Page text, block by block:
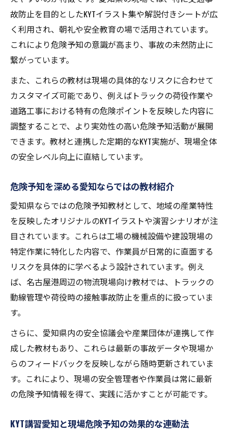
故防止を目的としたKYTイラスト集や解説付きシートが広
く利用され、朝礼や安全教育の場で活用されています。
これにより危険予知の意識が高まり、事故の未然防止に
繋がっています。
また、これらの教材は現場の具体的なリスクに合わせて
カスタマイズ可能であり、例えばトラックの荷役作業や
道路工事における特有の危険ポイントを反映した内容に
調整することで、より実効性の高い危険予知活動が展開
できます。教材と連携した定期的なKYT実施が、現場全体
の安全レベル向上に直結しています。
危険予知を深める愛知ならではの教材紹介
愛知県ならではの危険予知教材として、地域の産業特性
を反映したオリジナルのKYTイラストや演習シナリオが注
目されています。これらは工場の機械設備や建設現場の
特定作業に特化した内容で、作業員が日常的に直面する
リスクを具体的に学べるよう設計されています。例え
ば、名古屋港周辺の物流現場向け教材では、トラックの
動線管理や荷役時の接触事故防止を重点的に扱っていま
す。
さらに、愛知県内の安全協議会や産業団体が連携して作
成した教材もあり、これらは最新の事故データや現場か
らのフィードバックを反映しながら随時更新されていま
す。これにより、現場の安全管理者や作業員は常に最新
の危険予知情報を得て、実践に活かすことが可能です。
KYT講習愛知と現場危険予知の効果的な連動法